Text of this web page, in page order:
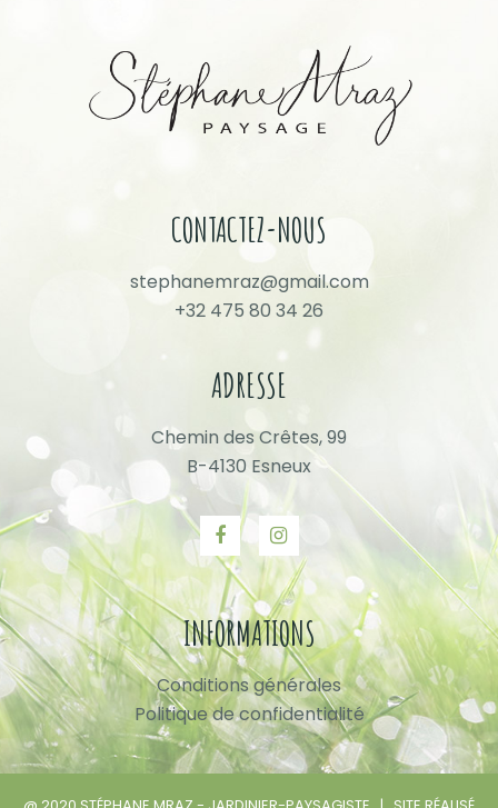
CONTACTEZ-NOUS
stephanemraz@gmail.com
+32 475 80 34 26
ADRESSE
Chemin des Crêtes, 99
B-4130 Esneux
INFORMATIONS
Conditions générales
Politique de confidentialité